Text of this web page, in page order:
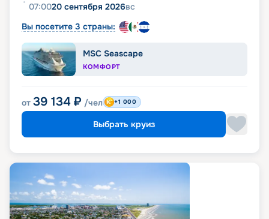
07:0020 сентября 2026вс
Вы посетите 3 страны:
MSC Seascape
КОМФОРТ
от 39 134 ₽ /чел +1 000
Выбрать круиз